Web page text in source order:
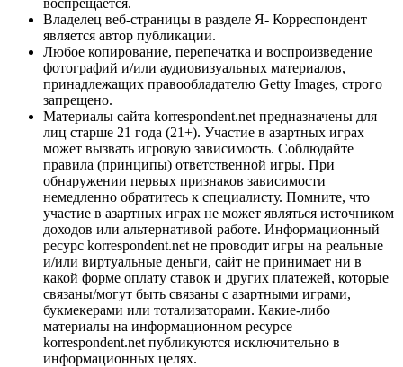
Владелец веб-страницы в разделе Я- Корреспондент
является автор публикации.
Любое копирование, перепечатка и воспроизведение
фотографий и/или аудиовизуальных материалов,
принадлежащих правообладателю Getty Images, строго
запрещено.
Материалы сайта korrespondent.net предназначены для
лиц старше 21 года (21+). Участие в азартных играх
может вызвать игровую зависимость. Соблюдайте
правила (принципы) ответственной игры. При
обнаружении первых признаков зависимости
немедленно обратитесь к специалисту. Помните, что
участие в азартных играх не может являться источником
доходов или альтернативой работе. Информационный
ресурс korrespondent.net не проводит игры на реальные
и/или виртуальные деньги, сайт не принимает ни в
какой форме оплату ставок и других платежей, которые
связаны/могут быть связаны с азартными играми,
букмекерами или тотализаторами. Какие-либо
материалы на информационном ресурсе
korrespondent.net публикуются исключительно в
информационных целях.